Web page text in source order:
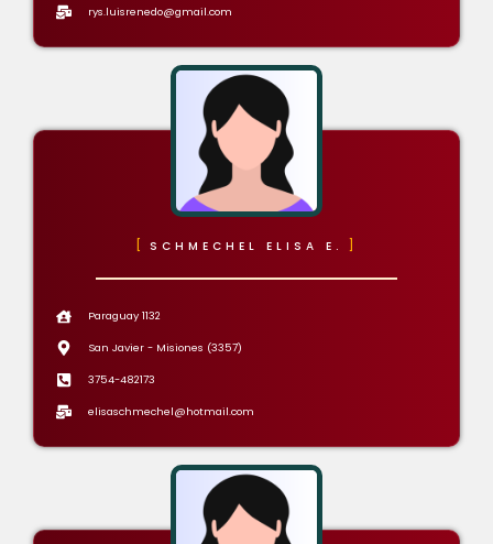
rys.luisrenedo@gmail.com
SCHMECHEL ELISA E.
Paraguay 1132
San Javier - Misiones (3357)
3754-482173
elisaschmechel@hotmail.com